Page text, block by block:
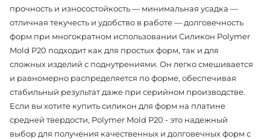
прочность и износостойкость — минимальная усадка —
отличная текучесть и удобство в работе — долговечность
форм при многократном использовании Силикон Polymer
Mold P20 подходит как для простых форм, так и для
сложных изделий с поднутрениями. Он легко смешивается
и равномерно распределяется по форме, обеспечивая
стабильный результат даже при серийном производстве.
Если вы хотите купить силикон для форм на платине
средней твердости, Polymer Mold P20 - это надежный
выбор для получения качественных и долговечных форм с